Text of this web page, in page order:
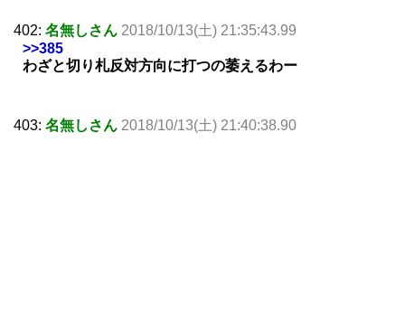
402: 名無しさん 2018/10/13(土) 21:35:43.99
>>385
わざと切り札反対方向に打つの萎えるわー
403: 名無しさん 2018/10/13(土) 21:40:38.90